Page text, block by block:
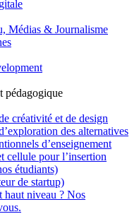
Médias & Journalisme
pédagogique
créativité et de design
des alternatives
d’enseignement
cellule pour l’insertion
étudiants)
de startup)
haut niveau ? Nos